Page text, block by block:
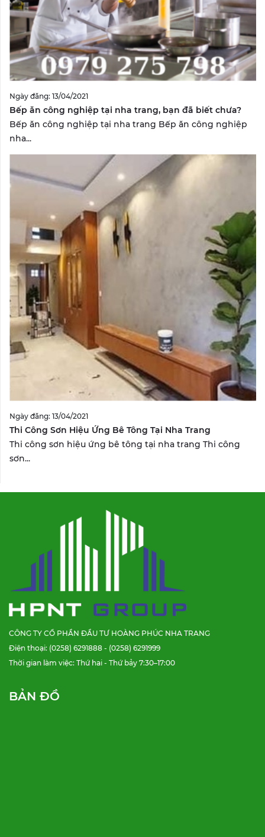
Ngày đăng: 13/04/2021
Bếp ăn công nghiệp tại nha trang, bạn đã biết chưa?
Bếp ăn công nghiệp tại nha trang Bếp ăn công nghiệp
nha...
Ngày đăng: 13/04/2021
Thi Công Sơn Hiệu Ứng Bê Tông Tại Nha Trang
Thi công sơn hiệu ứng bê tông tại nha trang Thi công
sơn...
CÔNG TY CỔ PHẦN ĐẦU TƯ HOÀNG PHÚC NHA TRANG
Điện thoại: (0258) 6291888 - (0258) 6291999
Thời gian làm việc: Thứ hai - Thứ bảy 7:30–17:00
BẢN ĐỒ